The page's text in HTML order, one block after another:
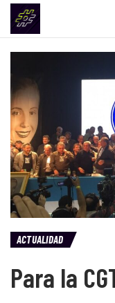
ACTUALIDAD
Para la